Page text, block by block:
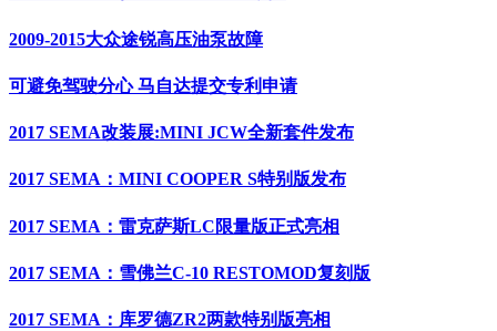
2009-2015大众途锐高压油泵故障
可避免驾驶分心 马自达提交专利申请
2017 SEMA改装展:MINI JCW全新套件发布
2017 SEMA：MINI COOPER S特别版发布
2017 SEMA：雷克萨斯LC限量版正式亮相
2017 SEMA：雪佛兰C-10 RESTOMOD复刻版
2017 SEMA：库罗德ZR2两款特别版亮相